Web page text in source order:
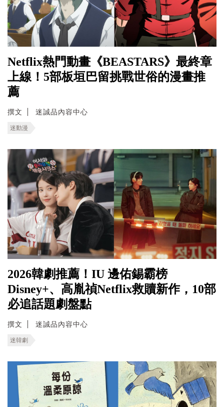
Netflix熱門動畫《BEASTARS》最終章
上線！5部板垣巴留挑戰世俗的漫畫推
薦
撰文 迷誠品內容中心
迷動漫
2026韓劇推薦！IU 邊佑錫霸榜
Disney+、高胤禎Netflix救贖新作，10部
必追話題劇盤點
撰文 迷誠品內容中心
迷韓劇